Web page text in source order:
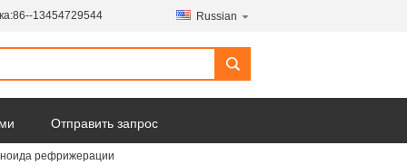
86--13454729544 Russian
Отправить запрос
рефрижерации